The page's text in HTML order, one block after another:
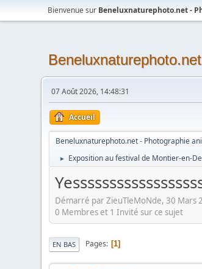
Bienvenue sur Beneluxnaturephoto.net -
07 Août 2026, 14:48:31
Accueil
Beneluxnaturephoto.net - Photographie
► Exposition au festival de Montier-en-
Démarré par ZieuTleMoNde, 30 Mars
0 Membres et 1 Invité sur ce sujet
EN BAS Pages 1